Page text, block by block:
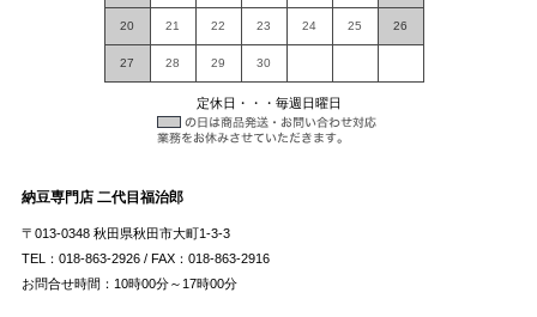
20 21 22 23 24 25 26
27 28 29 30
定休日・・・毎週日曜日
納豆専門店 二代目福治郎
〒013-0348 秋田県秋田市大町1-3-3
TEL：018-863-2926 / FAX：018-863-2916
お問合せ時間：10時00分～17時00分